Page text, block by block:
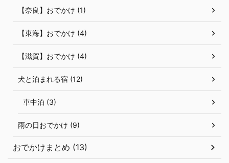
【奈良】おでかけ (1)
【東海】おでかけ (4)
【滋賀】おでかけ (4)
犬と泊まれる宿 (12)
車中泊 (3)
雨の日おでかけ (9)
おでかけまとめ (13)